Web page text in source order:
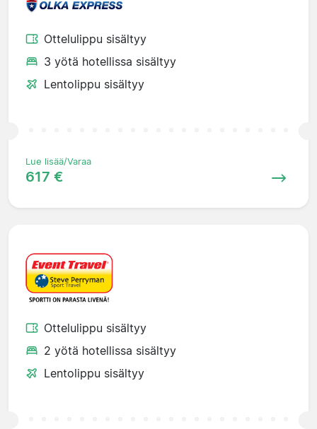
Ottelulippu sisältyy
3 yötä hotellissa sisältyy
Lentolippu sisältyy
Lue lisää/Varaa
617 €
Ottelulippu sisältyy
2 yötä hotellissa sisältyy
Lentolippu sisältyy